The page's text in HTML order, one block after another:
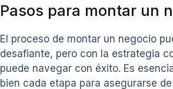
Pasos para montar un
El proceso de montar un negocio
desafiante, pero con la estrategia
puede navegar con éxito. Es
bien cada etapa para asegurarse de